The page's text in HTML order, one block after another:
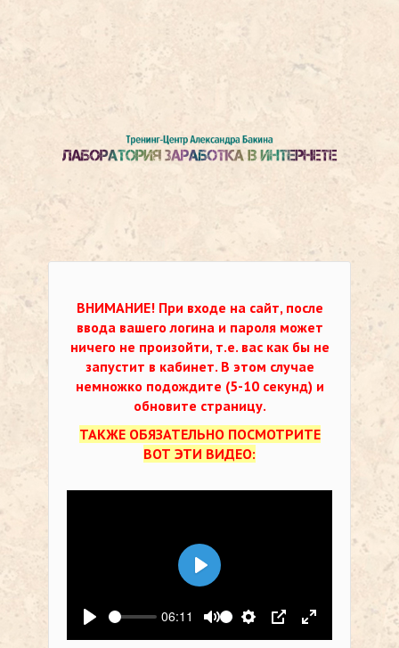
ВНИМАНИЕ! При входе на сайт, после
ввода вашего логина и пароля может
ничего не произойти, т.е. вас как бы не
запустит в кабинет. В этом случае
немножко подождите (5-10 секунд) и
обновите страницу.
ТАКЖЕ ОБЯЗАТЕЛЬНО ПОСМОТРИТЕ
ВОТ ЭТИ ВИДЕО:
Воспроизвести
06:11
Выключить звук
Настройки
PIP На весь
Воспроизвести